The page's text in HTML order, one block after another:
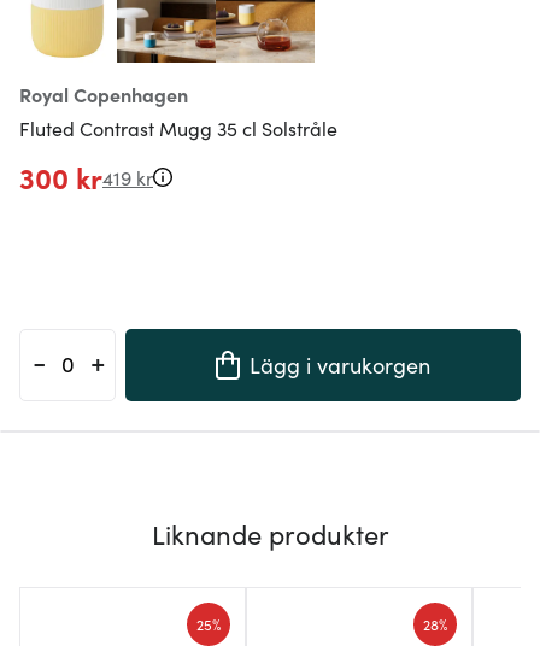
Royal Copenhagen
Fluted Contrast Mugg 35 cl Solstråle
300 kr419 kr
- + Lägg i varukorgen
Liknande produkter
25% 28%